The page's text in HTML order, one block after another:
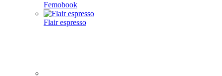
Femobook
Flair espresso